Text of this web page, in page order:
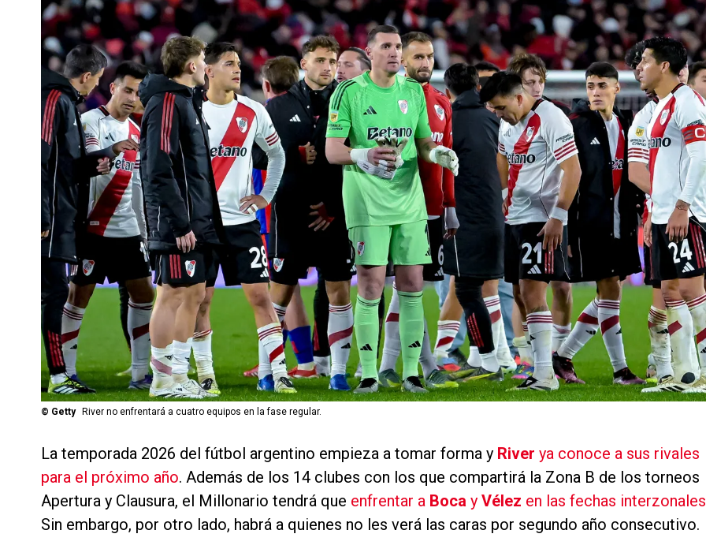
© Getty River no enfrentará a cuatro equipos en la fase regular.
La temporada 2026 del fútbol argentino empieza a tomar forma y River ya conoce a sus rivales
para el próximo año. Además de los 14 clubes con los que compartirá la Zona B de los torneos
Apertura y Clausura, el Millonario tendrá que enfrentar a Boca y Vélez en las fechas interzonales
Sin embargo, por otro lado, habrá a quienes no les verá las caras por segundo año consecutivo.